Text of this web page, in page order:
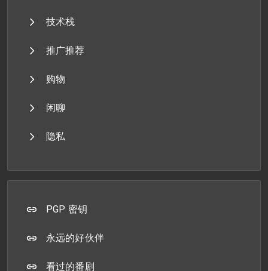
技术栈
推广推荐
购物
闲聊
隐私
PGP 密钥
永远的好伙伴
看过的番剧